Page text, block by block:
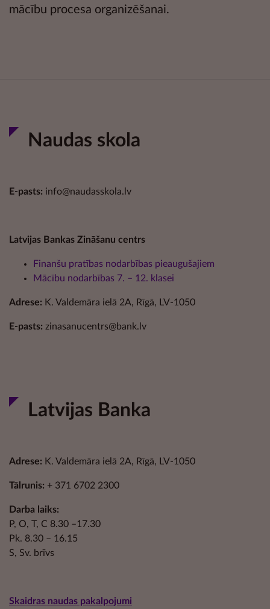
mācību procesa organizēšanai.
Naudas skola
E-pasts: info@naudasskola.lv
Latvijas Bankas Zināšanu centrs
Finanšu pratības nodarbības pieaugušajiem
Mācību nodarbības 7. – 12. klasei
Adrese: K. Valdemāra ielā 2A, Rīgā, LV-1050
E-pasts: zinasanucentrs@bank.lv
Latvijas Banka
Adrese: K. Valdemāra ielā 2A, Rīgā, LV-1050
Tālrunis: + 371 6702 2300
Darba laiks:
P, O, T, C 8.30 –17.30
Pk. 8.30 – 16.15
S, Sv. brīvs
Skaidras naudas pakalpojumi